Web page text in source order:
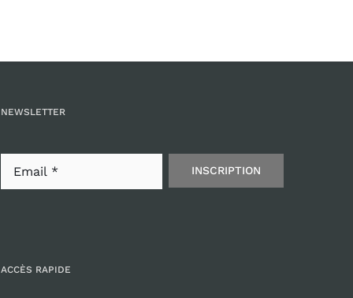
NEWSLETTER
INSCRIPTION
ACCÈS RAPIDE